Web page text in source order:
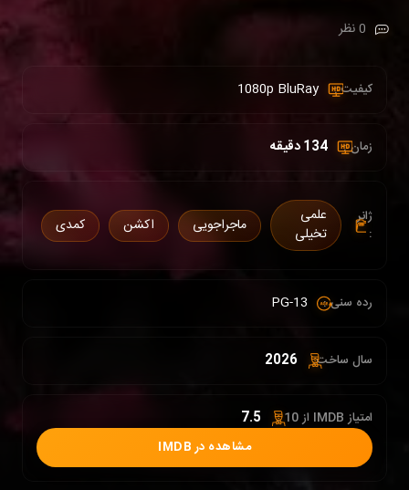
0 نظر
کیفیت : 1080p BluRay
زمان : 134 دقیقه
ژانر
:
علمی
تخیلی
ماجراجویی اکشن کمدی
رده سنی : PG-13
سال ساخت: 2026
امتیاز IMDB از 10 : 7.5
مشاهده در IMDB